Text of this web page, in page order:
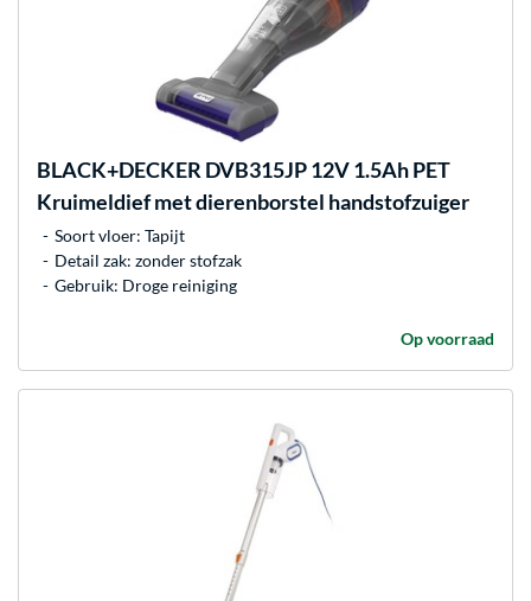
BLACK+DECKER DVB315JP 12V 1.5Ah PET
Kruimeldief met dierenborstel handstofzuiger
Soort vloer: Tapijt
Detail zak: zonder stofzak
Gebruik: Droge reiniging
Op voorraad